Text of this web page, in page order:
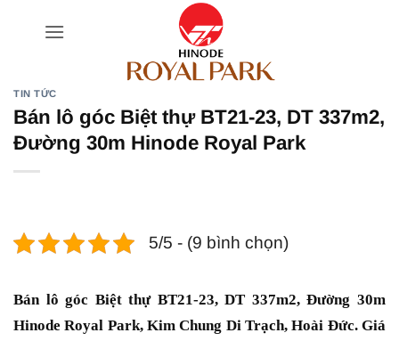
TIN TỨC
Bán lô góc Biệt thự BT21-23, DT 337m2,
Đường 30m Hinode Royal Park
5/5 - (9 bình chọn)
Bán lô góc Biệt thự BT21-23, DT 337m2, Đường 30m
Hinode Royal Park, Kim Chung Di Trạch, Hoài Đức. Giá